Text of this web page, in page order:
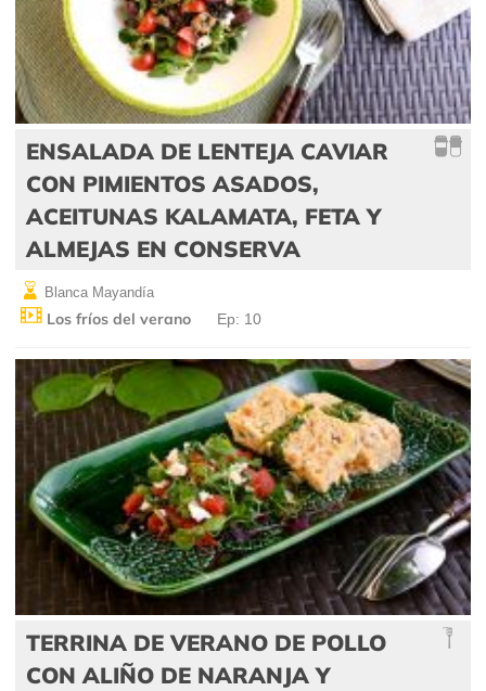
ENSALADA DE LENTEJA CAVIAR
CON PIMIENTOS ASADOS,
ACEITUNAS KALAMATA, FETA Y
ALMEJAS EN CONSERVA
Blanca Mayandía
Los fríos del verano Ep: 10
TERRINA DE VERANO DE POLLO
CON ALIÑO DE NARANJA Y